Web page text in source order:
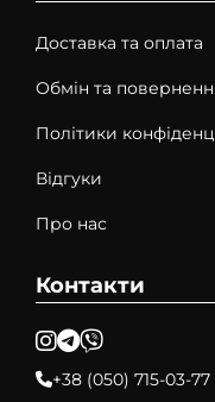
Доставка та оплата
Обмін та
Політики
Відгуки
Про нас
Контакти
+38 (050) 715-03-77